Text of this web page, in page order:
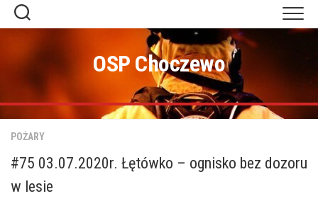
Skip
OSP Choczewo
POŻARY
#75 03.07.2020r. Łętówko – ognisko bez dozoru
w lesie